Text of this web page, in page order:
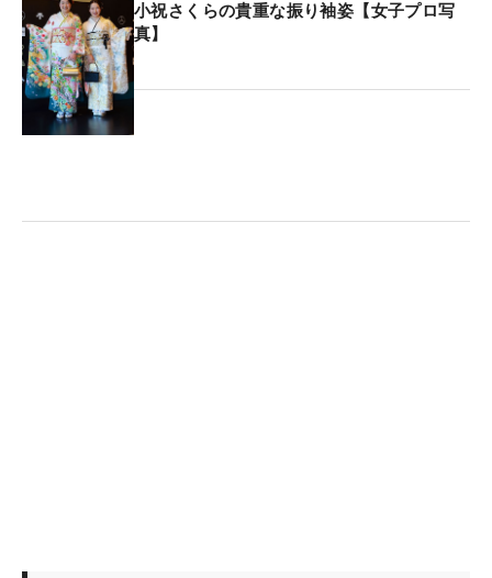
小祝さくらの貴重な振り袖姿【女子プロ写
真】